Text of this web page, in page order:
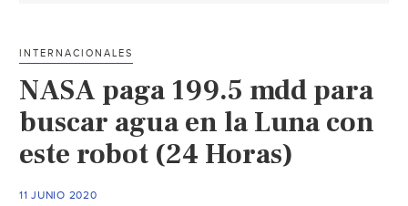
a
la
disminución
de
sustancias
en
INTERNACIONALES
NASA paga 199.5 mdd para
buscar agua en la Luna con
este robot (24 Horas)
11 JUNIO 2020